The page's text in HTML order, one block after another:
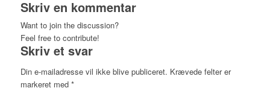
Skriv en kommentar
Want to join the discussion?
Feel free to contribute!
Skriv et svar
Din e-mailadresse vil ikke blive publiceret. Krævede felter er
markeret med *